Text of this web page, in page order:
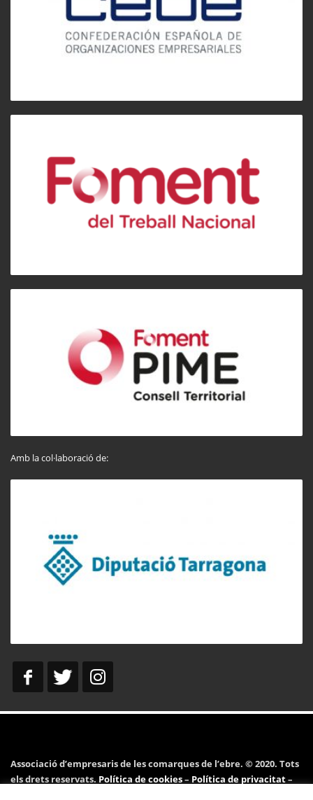
Amb la col·laboració de:
Associació d’empresaris de les comarques de l’ebre. © 2020. Tots
els drets reservats. Política de cookies– Política de privacitat–